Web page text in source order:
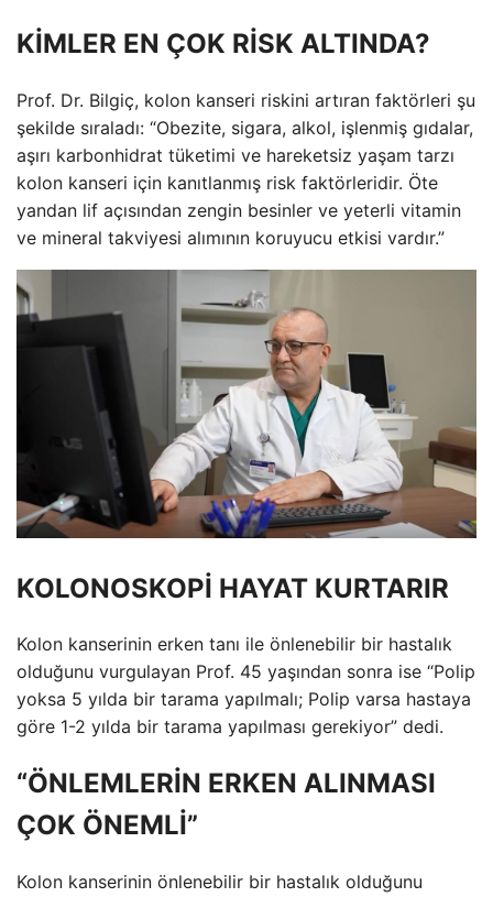
KİMLER EN ÇOK RİSK ALTINDA?
Prof. Dr. Bilgiç, kolon kanseri riskini artıran faktörleri şu
şekilde sıraladı: “Obezite, sigara, alkol, işlenmiş gıdalar,
aşırı karbonhidrat tüketimi ve hareketsiz yaşam tarzı
kolon kanseri için kanıtlanmış risk faktörleridir. Öte
yandan lif açısından zengin besinler ve yeterli vitamin
ve mineral takviyesi alımının koruyucu etkisi vardır.”
KOLONOSKOPİ HAYAT KURTARIR
Kolon kanserinin erken tanı ile önlenebilir bir hastalık
olduğunu vurgulayan Prof. 45 yaşından sonra ise “Polip
yoksa 5 yılda bir tarama yapılmalı; Polip varsa hastaya
göre 1-2 yılda bir tarama yapılması gerekiyor” dedi.
“ÖNLEMLERİN ERKEN ALINMASI
ÇOK ÖNEMLİ”
Kolon kanserinin önlenebilir bir hastalık olduğunu